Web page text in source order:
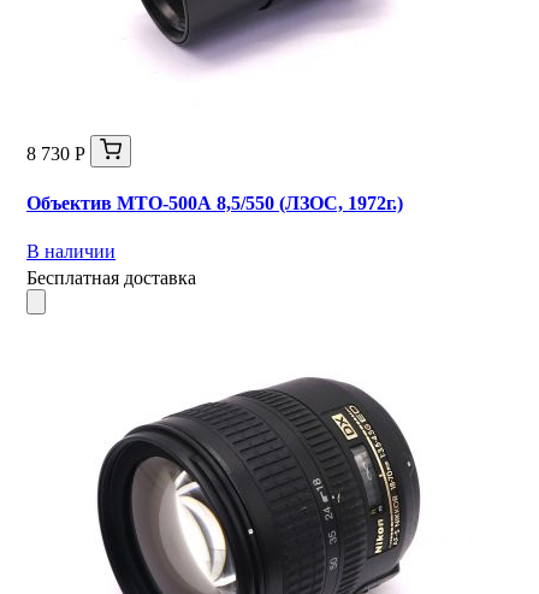
8 730 Р
Объектив МТО-500А 8,5/550 (ЛЗОС, 1972г.)
В наличии
Бесплатная доставка